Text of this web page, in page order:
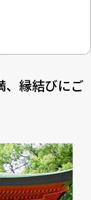
、縁結びにご